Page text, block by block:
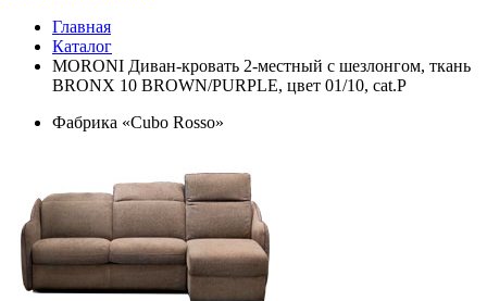
Главная
Каталог
MORONI Диван-кровать 2-местный с шезлонгом, ткань
BRONX 10 BROWN/PURPLE, цвет 01/10, cat.P
Фабрика «Cubo Rosso»